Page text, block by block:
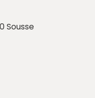
Sousse